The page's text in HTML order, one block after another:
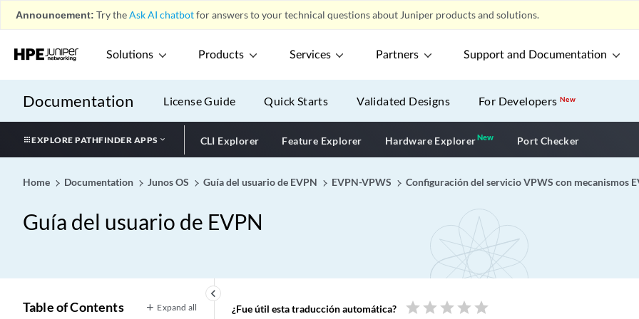
Announcement: Try theAsk AI chatbotfor answers to your technical questions about Juniper products and solutions.
Solutions Products Services Partners Support and Documentation
Documentation License Guide Quick Starts Validated Designs For DevelopersNew
EXPLORE PATHFINDER APPS CLI Explorer Feature Explorer Hardware ExplorerNewNew application
Port Checker
Home Documentation Junos OS Guía del usuario de EVPN EVPN-VPWS Configuración del servicio VPWS con mecanismos
Guía del usuario de EVPN
keyboard_arrow_left
Table of Contents Expand all ¿Fue útil esta traducción automática? star star star star star